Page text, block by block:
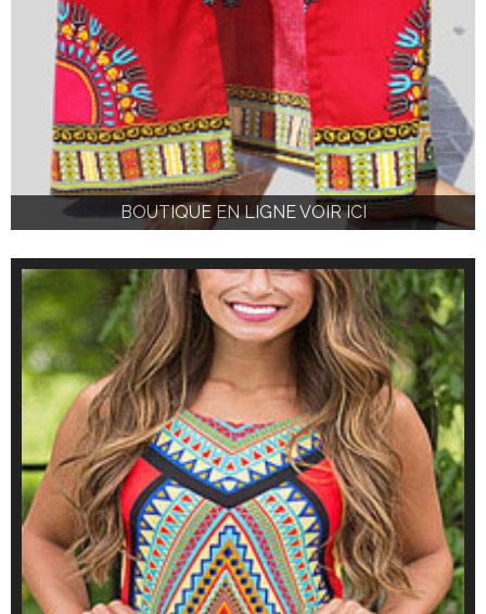
BOUTIQUE EN LIGNE VOIR ICI